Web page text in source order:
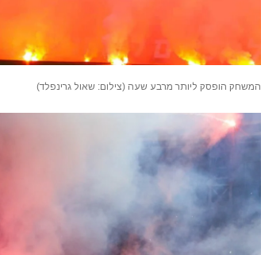
המשחק הופסק ליותר מרבע שעה (צילום: שאול גרינפלד)